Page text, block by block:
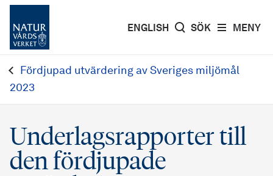
MENY
ENGLISH SÖK
Fördjupad utvärdering av Sveriges miljömål
2023
Underlagsrapporter till
den fördjupade